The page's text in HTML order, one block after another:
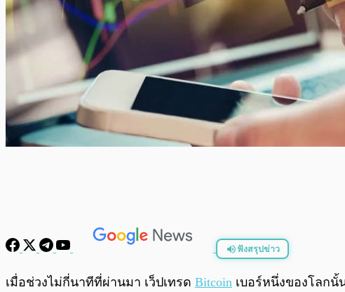
ฟังสรุปข่าว
พร้อมเล่น
เมื่อช่วงไม่กี่นาทีที่ผ่านมา เว็ปเทรด Bitcoin เบอร์หนึ่งของโลก